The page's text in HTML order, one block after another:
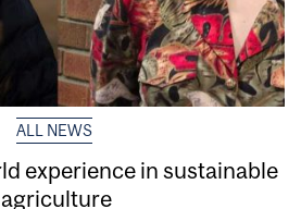
ALL NEWS
experience in sustainable
agriculture